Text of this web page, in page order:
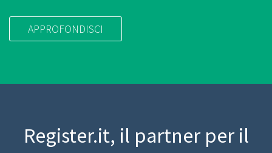
APPROFONDISCI
Register.it, il partner per il